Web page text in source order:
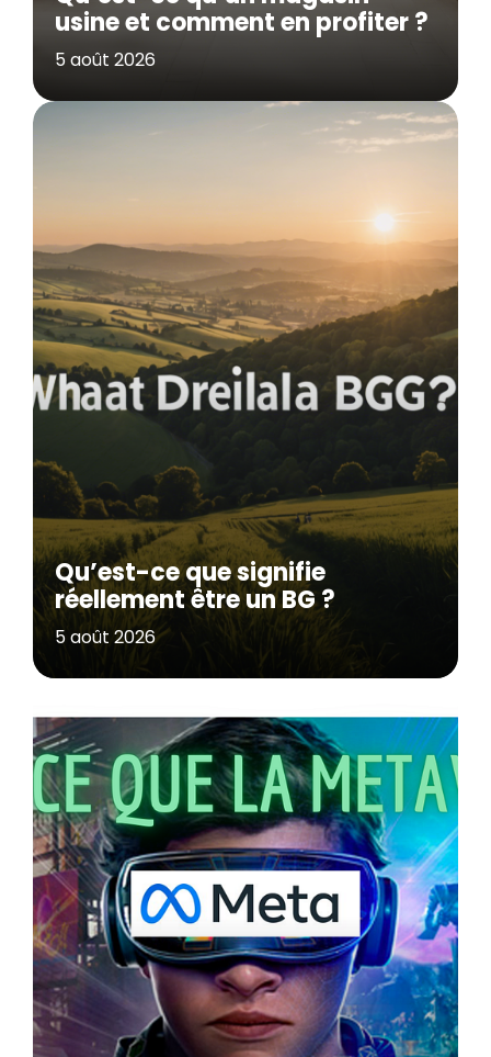
usine et comment en profiter ?
5 août 2026
Qu’est-ce que signifie
réellement être un BG ?
5 août 2026